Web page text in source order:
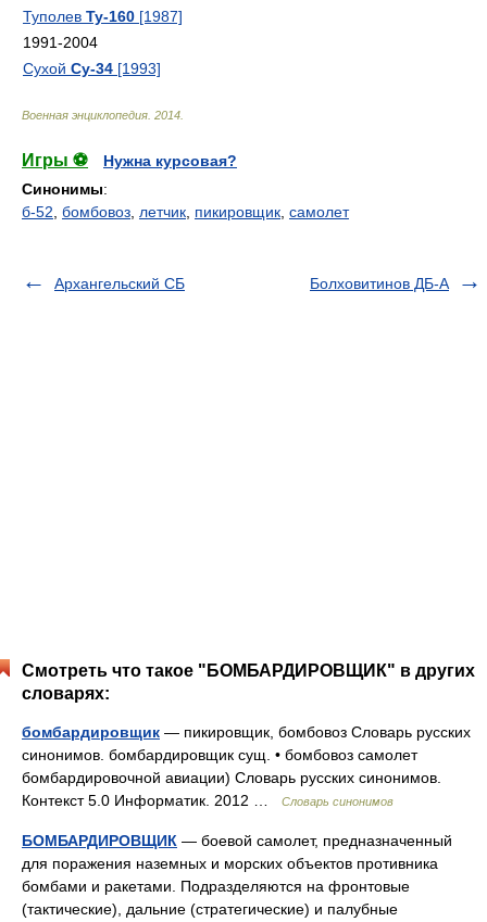
Туполев Ту-160 [1987]
1991-2004
Сухой Су-34 [1993]
Военная энциклопедия 2014
Игры ⚽
Нужна курсовая?
Синонимы:
б-52 бомбовоз летчик пикировщик самолет
Архангельский СБ Болховитинов ДБ-А
Смотреть что такое "БОМБАРДИРОВЩИК" в других
словарях:
бомбардировщик — пикировщик, бомбовоз Словарь русских
синонимов. бомбардировщик сущ. • бомбовоз самолет
бомбардировочной авиации) Словарь русских синонимов.
Контекст 5.0 Информатик. 2012 …
Словарь синонимов
БОМБАРДИРОВЩИК — боевой самолет, предназначенный
для поражения наземных и морских объектов противника
бомбами и ракетами. Подразделяются на фронтовые
(тактические), дальние (стратегические) и палубные